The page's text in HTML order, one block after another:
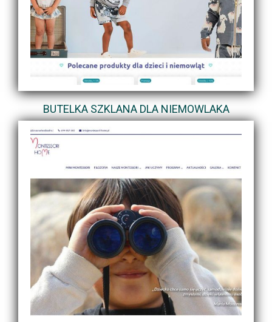
BUTELKA SZKLANA DLA NIEMOWLAKA